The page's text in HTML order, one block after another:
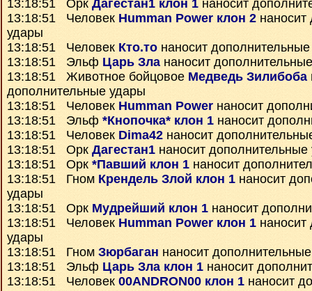
13:18:51 Орк Дагестан1 клон 1 наносит
13:18:51 Человек Humman Power клон 2
удары
13:18:51 Человек Кто.то наносит
13:18:51 Эльф Царь Злананосит
13:18:51 Животное бойцовое Медведь Зилибоба
дополнительные удары
13:18:51 Человек Humman Power наносит
13:18:51 Эльф *Кнопочка* клон 1 наносит
13:18:51 Человек Dima42 наносит
13:18:51 Орк Дагестан1 наносит
13:18:51 Орк *Павший клон 1 наносит
13:18:51 Гном Крендель Злой клон 1 наносит
удары
13:18:51 Орк Мудрейший клон 1 наносит
13:18:51 Человек Humman Power клон 1
удары
13:18:51 Гном Зюрбаган наносит
13:18:51 Эльф Царь Зла клон 1 наносит
13:18:51 Человек 00ANDRON00 клон 1 наносит